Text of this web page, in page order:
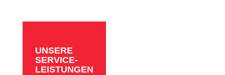
UNSERE
SERVICE-
LEISTUNGEN